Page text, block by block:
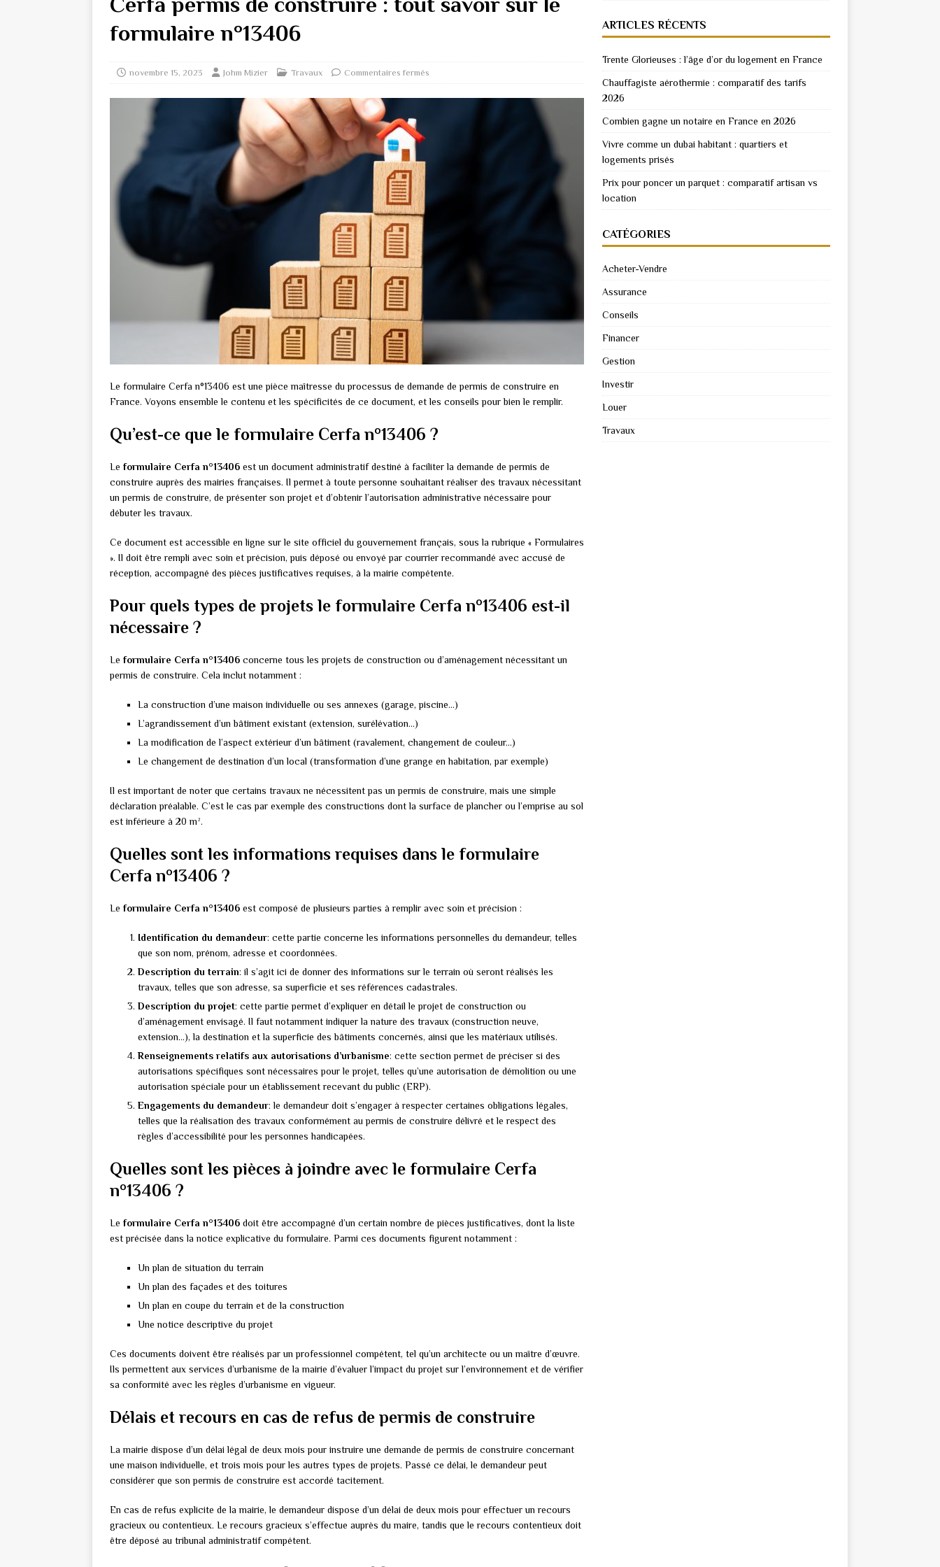
formulaire n°13406
novembre 15, 2023 Johm Mizier Travaux Commentaires fermés
Le formulaire Cerfa n°13406 est une pièce maîtresse du processus de demande de permis de construire en
France. Voyons ensemble le contenu et les spécificités de ce document, et les conseils pour bien le remplir.
Qu’est-ce que le formulaire Cerfa n°13406 ?
Le formulaire Cerfa n°13406 est un document administratif destiné à faciliter la demande de permis de
construire auprès des mairies françaises. Il permet à toute personne souhaitant réaliser des travaux nécessitant
un permis de construire, de présenter son projet et d’obtenir l’autorisation administrative nécessaire pour
débuter les travaux.
Ce document est accessible en ligne sur le site officiel du gouvernement français, sous la rubrique « Formulaires
». Il doit être rempli avec soin et précision, puis déposé ou envoyé par courrier recommandé avec accusé de
réception, accompagné des pièces justificatives requises, à la mairie compétente.
Pour quels types de projets le formulaire Cerfa n°13406 est-il
nécessaire ?
Le formulaire Cerfa n°13406 concerne tous les projets de construction ou d’aménagement nécessitant un
permis de construire. Cela inclut notamment :
La construction d’une maison individuelle ou ses annexes (garage, piscine…)
L’agrandissement d’un bâtiment existant (extension, surélévation…)
La modification de l’aspect extérieur d’un bâtiment (ravalement, changement de couleur…)
Le changement de destination d’un local (transformation d’une grange en habitation, par exemple)
Il est important de noter que certains travaux ne nécessitent pas un permis de construire, mais une simple
déclaration préalable. C’est le cas par exemple des constructions dont la surface de plancher ou l’emprise au sol
est inférieure à 20 m².
Quelles sont les informations requises dans le formulaire
Cerfa n°13406 ?
Le formulaire Cerfa n°13406 est composé de plusieurs parties à remplir avec soin et précision :
Identification du demandeur: cette partie concerne les informations personnelles du demandeur, telles
que son nom, prénom, adresse et coordonnées.
Description du terrain: il s’agit ici de donner des informations sur le terrain où seront réalisés les
travaux, telles que son adresse, sa superficie et ses références cadastrales.
Description du projet: cette partie permet d’expliquer en détail le projet de construction ou
d’aménagement envisagé. Il faut notamment indiquer la nature des travaux (construction neuve,
extension…), la destination et la superficie des bâtiments concernés, ainsi que les matériaux utilisés.
Renseignements relatifs aux autorisations d’urbanisme: cette section permet de préciser si des
autorisations spécifiques sont nécessaires pour le projet, telles qu’une autorisation de démolition ou une
autorisation spéciale pour un établissement recevant du public (ERP).
Engagements du demandeur: le demandeur doit s’engager à respecter certaines obligations légales,
telles que la réalisation des travaux conformément au permis de construire délivré et le respect des
règles d’accessibilité pour les personnes handicapées.
Quelles sont les pièces à joindre avec le formulaire Cerfa
n°13406 ?
Le formulaire Cerfa n°13406 doit être accompagné d’un certain nombre de pièces justificatives, dont la liste
est précisée dans la notice explicative du formulaire. Parmi ces documents figurent notamment :
Un plan de situation du terrain
Un plan des façades et des toitures
Un plan en coupe du terrain et de la construction
Une notice descriptive du projet
Ces documents doivent être réalisés par un professionnel compétent, tel qu’un architecte ou un maître d’œuvre.
Ils permettent aux services d’urbanisme de la mairie d’évaluer l’impact du projet sur l’environnement et de vérifier
sa conformité avec les règles d’urbanisme en vigueur.
Délais et recours en cas de refus de permis de construire
La mairie dispose d’un délai légal de deux mois pour instruire une demande de permis de construire concernant
une maison individuelle, et trois mois pour les autres types de projets. Passé ce délai, le demandeur peut
considérer que son permis de construire est accordé tacitement.
En cas de refus explicite de la mairie, le demandeur dispose d’un délai de deux mois pour effectuer un recours
gracieux ou contentieux. Le recours gracieux s’effectue auprès du maire, tandis que le recours contentieux doit
être déposé au tribunal administratif compétent.
ARTICLES RÉCENTS
Trente Glorieuses : l’âge d’or du logement en France
Chauffagiste aérothermie : comparatif des tarifs
2026
Combien gagne un notaire en France en 2026
Vivre comme un dubai habitant : quartiers et
logements prisés
Prix pour poncer un parquet : comparatif artisan vs
location
CATÉGORIES
Acheter-Vendre
Assurance
Conseils
Financer
Gestion
Investir
Louer
Travaux